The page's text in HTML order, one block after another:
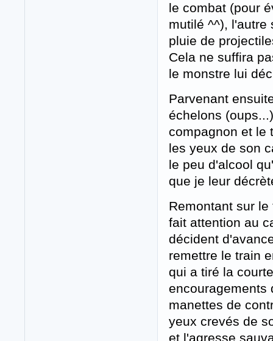
le combat (pour
mutilé ^^), l'autre
pluie de
Cela ne suffira
le monstre lui
Parvenant
échelons
compagnon et le
les yeux de son
le peu d'alcool
que je leur
Remontant sur
fait attention au
décident
remettre le train
qui a tiré la
encouragements
manettes de
yeux crevés de
et l'agresse